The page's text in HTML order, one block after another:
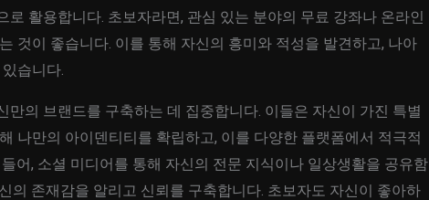
로 활용합니다. 초보자라면, 관심 있는 분야의 무료 강좌나 온라인
것이 좋습니다. 이를 통해 자신의 흥미와 적성을 발견하고, 나아
습니다.
만의 브랜드를 구축하는 데 집중합니다. 이들은 자신이 가진 특별
나만의 아이덴티티를 확립하고, 이를 다양한 플랫폼에서 적극적
어, 소셜 미디어를 통해 자신의 전문 지식이나 일상생활을 공유함
의 존재감을 알리고 신뢰를 구축합니다. 초보자도 자신이 좋아하